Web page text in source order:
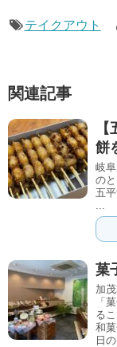
テイクアウト
関連記事
餅
岐
の
五
...
菓
加
「
る
和
日